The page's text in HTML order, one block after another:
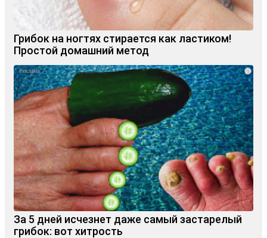
Грибок на ногтях стирается как ластиком!
Простой домашний метод
i
За 5 дней исчезнет даже самый застарелый
грибок: вот хитрость